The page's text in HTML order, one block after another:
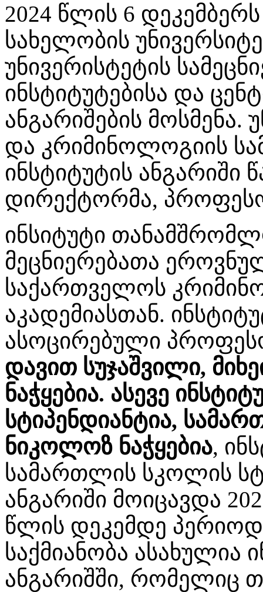
2024 წლის 6
სახელობის
უნივერისტეტის
ინსტიტუტებისა და
ანგარიშების მოსმენა.
და კრიმინოლოგიის
ინსტიტუტის ანგარიში
დირექტორმა,
ინსიტუტი
მეცნიერებათა
საქართველოს
აკადემიასთან.
ასოცირებული
დავით სუჯაშვილი,
ნაჭყებია. ასევე
სტიპენდიანტია,
ნიკოლოზ ნაჭყებია,
სამართლის სკოლის
ანგარიში მოიცავდა
წლის დეკემდე
საქმიანობა ასახულია
ანგარიშში, რომელიც